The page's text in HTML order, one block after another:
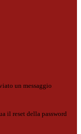
un messaggio
il reset della password